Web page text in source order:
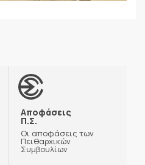
Αποφάσεις
Π.Σ.
Οι αποφάσεις των
Πειθαρχικών
Συμβουλίων